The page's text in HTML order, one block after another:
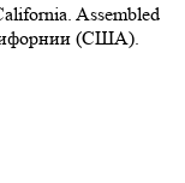
Assembled
(США).